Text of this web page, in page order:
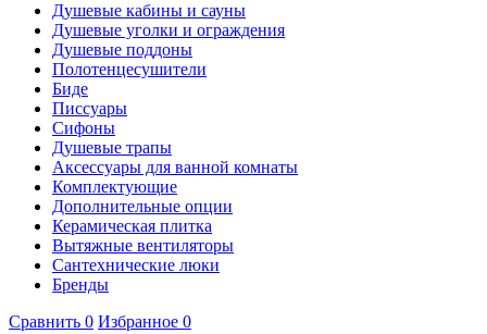
Душевые кабины и сауны
Душевые уголки и ограждения
Душевые поддоны
Полотенцесушители
Биде
Писсуары
Сифоны
Душевые трапы
Аксессуары для ванной комнаты
Комплектующие
Дополнительные опции
Керамическая плитка
Вытяжные вентиляторы
Сантехнические люки
Бренды
Сравнить 0 Избранное 0